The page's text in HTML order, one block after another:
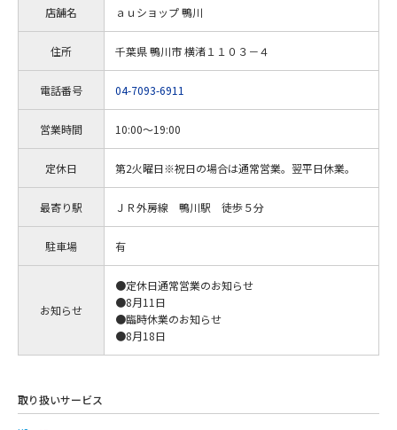
店舗名 ａｕショップ 鴨川
住所 千葉県 鴨川市 横渚１１０３－４
電話番号 04-7093-6911
営業時間 10:00～19:00
定休日 第2火曜日※祝日の場合は通常営業。翌平日休業。
最寄り駅 ＪＲ外房線 鴨川駅 徒歩５分
駐車場 有
お知らせ
●定休日通常営業のお知らせ
●8月11日
●臨時休業のお知らせ
●8月18日
取り扱いサービス